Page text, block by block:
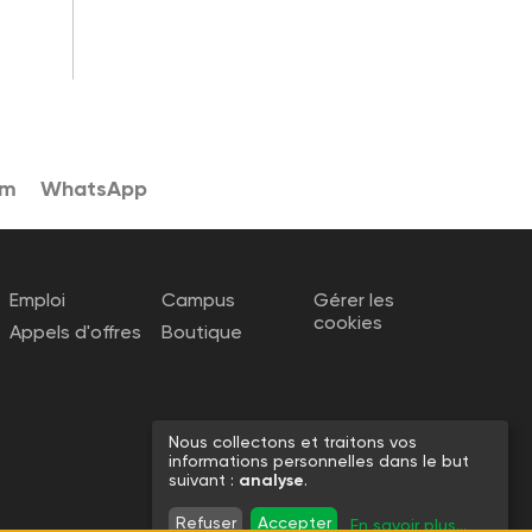
WhatsApp
Emploi
Appels d'offres
Campus
Boutique
Gérer les
cookies
Nous collectons et traitons vos
informations personnelles dans le but
suivant : analyse.
Refuser Accepter En savoir plus...